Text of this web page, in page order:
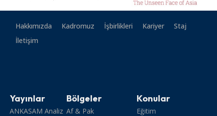
Hakkımızda Kadromuz İşbirlikleri Kariyer
Staj
İletişim
Yayınlar
ANKASAM Analiz
Bölgeler
Af & Pak
Konular
Eğitim